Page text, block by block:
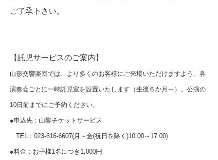
ご了承下さい。
【託児サービスのご案内】
山形交響楽団では、より多くのお客様にご来場いただけますよう、各
演奏会ごとに一時託児室を設置いたします（生後６か月～）。公演の
10日前までにご予約ください。
●申込先：山響チケットサービス
TEL：023-616-6607(月～金(祝日を除く)10:00～17:00)
●料金：お子様1名につき1,000円